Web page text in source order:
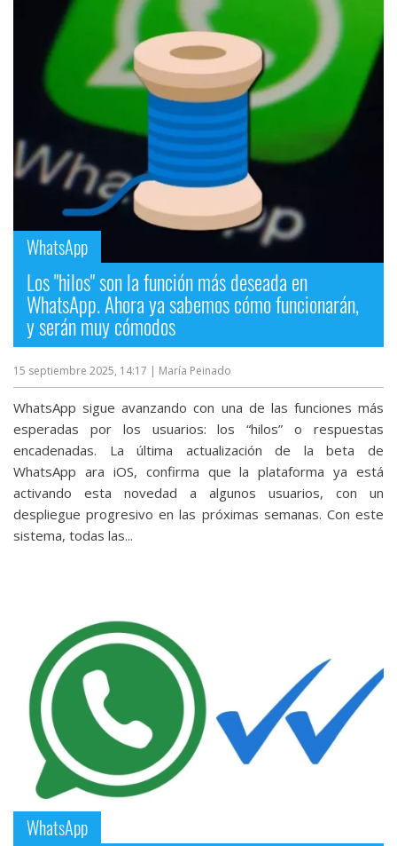
WhatsApp
Los "hilos" son la función más deseada en
WhatsApp. Ahora ya sabemos cómo funcionarán,
y serán muy cómodos
15 septiembre 2025, 14:17 | María Peinado
WhatsApp sigue avanzando con una de las funciones más
esperadas por los usuarios: los “hilos” o respuestas
encadenadas. La última actualización de la beta de
WhatsApp ara iOS, confirma que la plataforma ya está
activando esta novedad a algunos usuarios, con un
despliegue progresivo en las próximas semanas. Con este
sistema, todas las...
WhatsApp